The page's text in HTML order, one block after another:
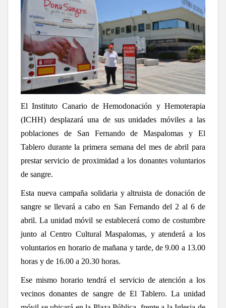
El Instituto Canario de Hemodonación y Hemoterapia
(ICHH) desplazará una de sus unidades móviles a las
poblaciones de San Fernando de Maspalomas y El
Tablero durante la primera semana del mes de abril para
prestar servicio de proximidad a los donantes voluntarios
de sangre.
Esta nueva campaña solidaria y altruista de donación de
sangre se llevará a cabo en San Fernando del 2 al 6 de
abril. La unidad móvil se establecerá como de costumbre
junto al Centro Cultural Maspalomas, y atenderá a los
voluntarios en horario de mañana y tarde, de 9.00 a 13.00
horas y de 16.00 a 20.30 horas.
Ese mismo horario tendrá el servicio de atención a los
vecinos donantes de sangre de El Tablero. La unidad